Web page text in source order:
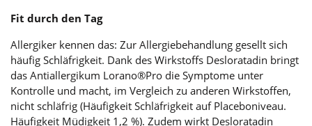
Fit durch den Tag
Allergiker kennen das: Zur Allergiebehandlung gesellt sich
häufig Schläfrigkeit. Dank des Wirkstoffs Desloratadin bringt
das Antiallergikum Lorano®Pro die Symptome unter
Kontrolle und macht, im Vergleich zu anderen Wirkstoffen,
nicht schläfrig (Häufigkeit Schläfrigkeit auf Placeboniveau.
Häufigkeit Müdigkeit 1,2 %). Zudem wirkt Desloratadin